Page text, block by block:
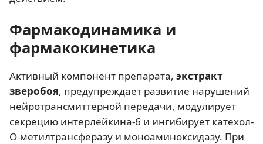
Фармакодинамика и
фармакокинетика
Активный компонент препарата, экстракт
зверобоя, предупреждает развитие нарушений
нейротрансмиттерной передачи, модулирует
секрецию интерлейкина-6 и ингибирует катехол-
О-метилтрансферазу и моноаминоксидазу. При